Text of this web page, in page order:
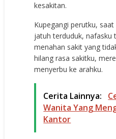
kesakitan.
Kupegangi perutku,
jatuh terduduk, nafasku
menahan sakit yang
hilang rasa sakitku,
menyerbu ke arahku.
Cerita Lainnya:
Wanita Yang
Kantor